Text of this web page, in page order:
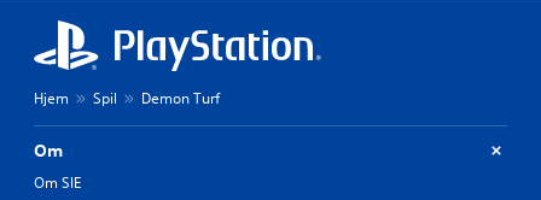
Hjem Spil Demon Turf
Om
Om SIE